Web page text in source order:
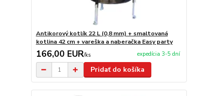
Antikorový kotlík 22 L (0,8 mm) + smaltovaná
kotlina 42 cm + vareška a naberačka Easy party
166,00 EUR/ks expedícia 3-5 dní
Pridať do košíka